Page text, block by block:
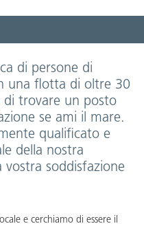
di persone di
una flotta di oltre 30
di trovare un posto
se ami il mare.
qualificato e
della nostra
vostra soddisfazione
e cerchiamo di essere il